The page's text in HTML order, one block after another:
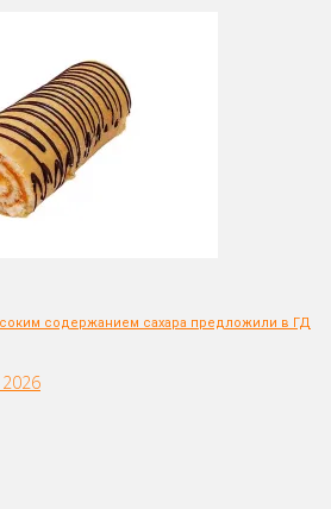
содержанием сахара предложили в ГД
2026